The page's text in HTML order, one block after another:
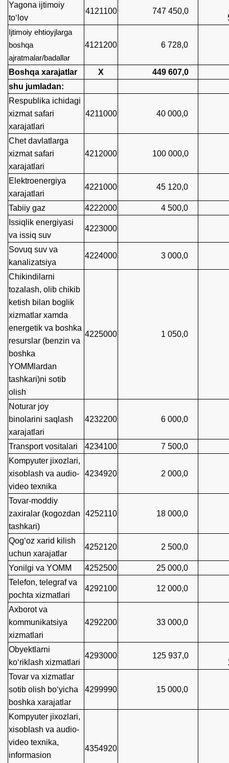
Yagona ijtimoiy
to‘lov
4121100 747 450,0
Ijtimoiy ehtioyjlarga
boshqa
ajratmalar/badallar
4121200
6 728,0
Boshqa xarajatlar
X 449 607,0
shu jumladan:
Respublika ichidagi
xizmat safari
xarajatlari
4211000
40 000,0
Chet davlatlarga
xizmat safari
xarajatlari
4212000
100 000,0
Elektroenergiya
xarajatlari
4221000 45 120,0
Tabiiy gaz
4222000 4 500,0
Issiqlik energiyasi
va issiq suv
4223000
Sovuq suv va
kanalizatsiya
4224000 3 000,0
Chikindilarni
tozalash, olib chikib
ketish bilan boglik
xizmatlar xamda
energetik va boshka
resurslar (benzin va
boshka
YOMMlardan
tashkari)ni sotib
olish
4225000 1 050,0
Noturar joy
binolarini saqlash
xarajatlari
4232200 6 000,0
Transport vositalari 4234100 7 500,0
Kompyuter jixozlari,
xisoblash va audio-
video texnika
4234920 2 000,0
Tovar-moddiy
zaxiralar (kogozdan
tashkari)
4252110
18 000,0
Qog‘oz xarid kilish
uchun xarajatlar
4252120 2 500,0
Yonilgi va YOMM
4252500 25 000,0
Telefon, telegraf va
pochta xizmatlari
4292100 12 000,0
Axborot va
kommunikatsiya
xizmatlari
4292200
33 000,0
Obyektlarni
ko‘riklash xizmatlari
4293000 125 937,0
Tovar va xizmatlar
sotib olish bo‘yicha
boshka xarajatlar
4299990
15 000,0
Kompyuter jixozlari,
xisoblash va audio-
video texnika,
informasion
4354920